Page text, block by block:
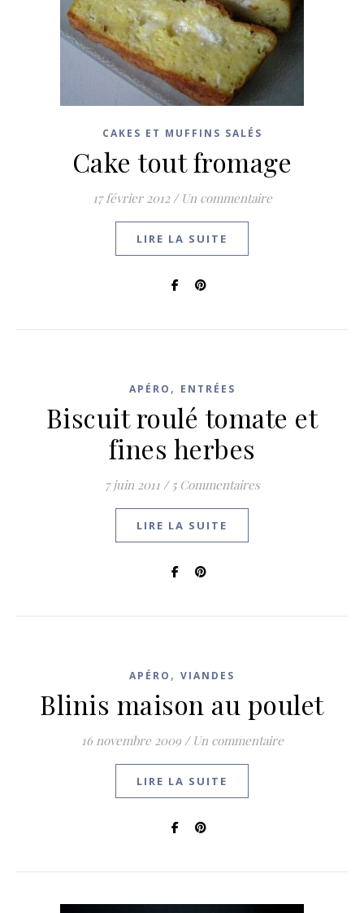
CAKES ET MUFFINS SALÉS
Cake tout fromage
17 février 2012 / Un commentaire
LIRE LA SUITE
APÉRO , ENTRÉES
Biscuit roulé tomate et
fines herbes
7 juin 2011 / 5 Commentaires
LIRE LA SUITE
APÉRO , VIANDES
Blinis maison au poulet
16 novembre 2009 / Un commentaire
LIRE LA SUITE